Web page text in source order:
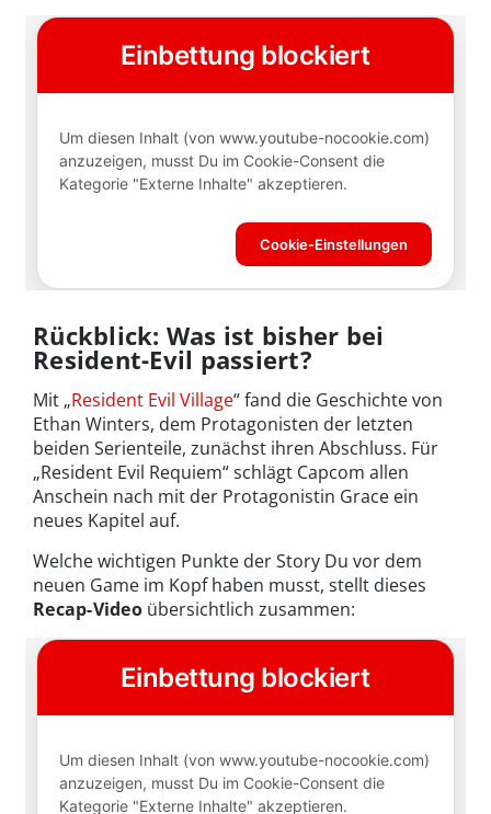
Rückblick: Was ist bisher bei
Resident-Evil passiert?
Mit „Resident Evil Village“ fand die Geschichte von
Ethan Winters, dem Protagonisten der letzten
beiden Serienteile, zunächst ihren Abschluss. Für
„Resident Evil Requiem“ schlägt Capcom allen
Anschein nach mit der Protagonistin Grace ein
neues Kapitel auf.
Welche wichtigen Punkte der Story Du vor dem
neuen Game im Kopf haben musst, stellt dieses
Recap-Videoübersichtlich zusammen: